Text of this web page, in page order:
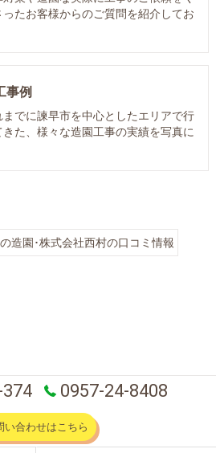
ったお客様からのご質問を紹介してお
事例
までに諫早市を中心としたエリアで行
きた、様々な造園工事の実績を写真に
造園･株式会社西村の口コミ情報
0957-24-8408
い合わせはこちら